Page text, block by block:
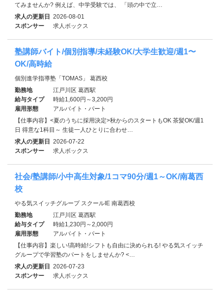
てみませんか? 例えば、中学受験では、 「頭の中で立…
求人の更新日 2026-08-01
スポンサー
求人ボックス
塾講師バイト/個別指導/未経験OK/大学生歓迎/週1〜
OK/高時給
個別進学指導塾「TOMAS」 葛西校
勤務地
江戸川区 葛西駅
給与タイプ
時給1,600円～3,200円
雇用形態
アルバイト・パート
【仕事内容】<夏のうちに採用決定>秋からのスタートもOK 茶髪OK/週1
日 得意な1科目～ 生徒一人ひとりに合わせ…
求人の更新日 2026-07-22
スポンサー
求人ボックス
社会/塾講師/小中高生対象/1コマ90分/週1～OK/南葛西
校
やる気スイッチグループ スクールIE 南葛西校
勤務地
江戸川区 葛西駅
給与タイプ
時給1,230円～2,000円
雇用形態
アルバイト・パート
【仕事内容】楽しい!高時給!シフトも自由に決められる! やる気スイッチ
グループで学習塾のパートをしませんか? <…
求人の更新日 2026-07-23
スポンサー
求人ボックス